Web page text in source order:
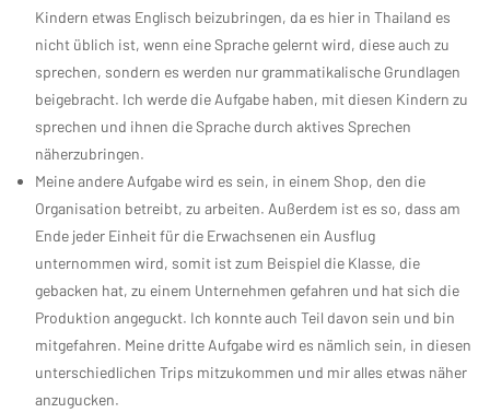
Kindern etwas Englisch beizubringen, da es hier in Thailand es
nicht üblich ist, wenn eine Sprache gelernt wird, diese auch zu
sprechen, sondern es werden nur grammatikalische Grundlagen
beigebracht. Ich werde die Aufgabe haben, mit diesen Kindern zu
sprechen und ihnen die Sprache durch aktives Sprechen
näherzubringen.
Meine andere Aufgabe wird es sein, in einem Shop, den die
Organisation betreibt, zu arbeiten. Außerdem ist es so, dass am
Ende jeder Einheit für die Erwachsenen ein Ausflug
unternommen wird, somit ist zum Beispiel die Klasse, die
gebacken hat, zu einem Unternehmen gefahren und hat sich die
Produktion angeguckt. Ich konnte auch Teil davon sein und bin
mitgefahren. Meine dritte Aufgabe wird es nämlich sein, in diesen
unterschiedlichen Trips mitzukommen und mir alles etwas näher
anzugucken.